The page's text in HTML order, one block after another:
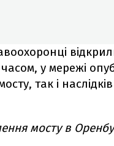
у мережі
так і наслідків
мосту в